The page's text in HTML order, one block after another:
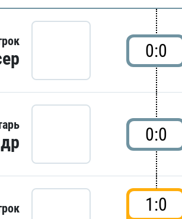
0:0
0:0
1:0